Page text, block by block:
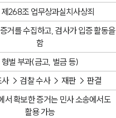
제268조 업무상과실치사상죄
거를 수집하고, 검사가 입증 활동을
함
형벌 부과(금고, 벌금 등)
사 → 검찰 수사 → 재판 → 판결
서 확보한 증거는 민사 소송에서도
활용 가능